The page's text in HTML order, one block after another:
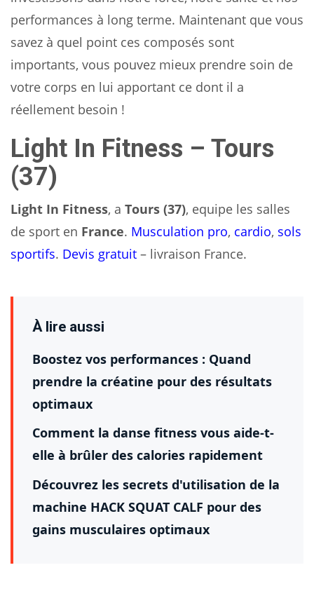
performances à long terme. Maintenant que vous
savez à quel point ces composés sont
importants, vous pouvez mieux prendre soin de
votre corps en lui apportant ce dont il a
réellement besoin !
Light In Fitness – Tours
(37)
Light In Fitness, a Tours (37), equipe les salles
de sport en France. Musculation pro, cardio, sols
sportifs. Devis gratuit – livraison France.
À lire aussi
Boostez vos performances : Quand
prendre la créatine pour des résultats
optimaux
Comment la danse fitness vous aide-t-
elle à brûler des calories rapidement
Découvrez les secrets d'utilisation de la
machine HACK SQUAT CALF pour des
gains musculaires optimaux